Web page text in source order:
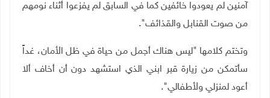
آمنين لم يعودوا خائفين كما في السابق لم يفزعوا أثناء نومهم
من صوت القنابل والقذائف".
وتختم كلامها "ليس هناك أجمل من حياة في ظل الأمان، غداً
سأتمكن من زيارة قبر ابني الذي استشهد دون أن أخاف ألا
أعود لمنزلي ولأطفالي".